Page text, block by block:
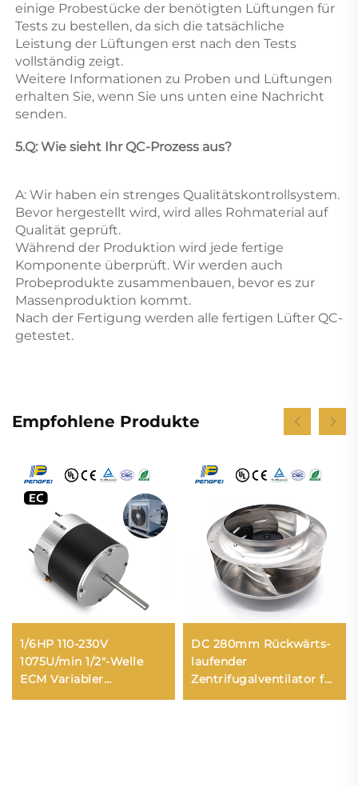
einige Probestücke der benötigten Lüftungen für
Tests zu bestellen, da sich die tatsächliche
Leistung der Lüftungen erst nach den Tests
vollständig zeigt.
Weitere Informationen zu Proben und Lüftungen
erhalten Sie, wenn Sie uns unten eine Nachricht
senden.
5.Q: Wie sieht Ihr QC-Prozess aus?
A: Wir haben ein strenges Qualitätskontrollsystem.
Bevor hergestellt wird, wird alles Rohmaterial auf
Qualität geprüft.
Während der Produktion wird jede fertige
Komponente überprüft. Wir werden auch
Probeprodukte zusammenbauen, bevor es zur
Massenproduktion kommt.
Nach der Fertigung werden alle fertigen Lüfter QC-
getestet.
Empfohlene Produkte
1/6HP 110-230V
1075U/min 1/2"-Welle
ECM Variabler
Bürstenloser
DC 280mm Rückwärts-
laufender
Zentrifugalventilator für
Klimaanlagen-